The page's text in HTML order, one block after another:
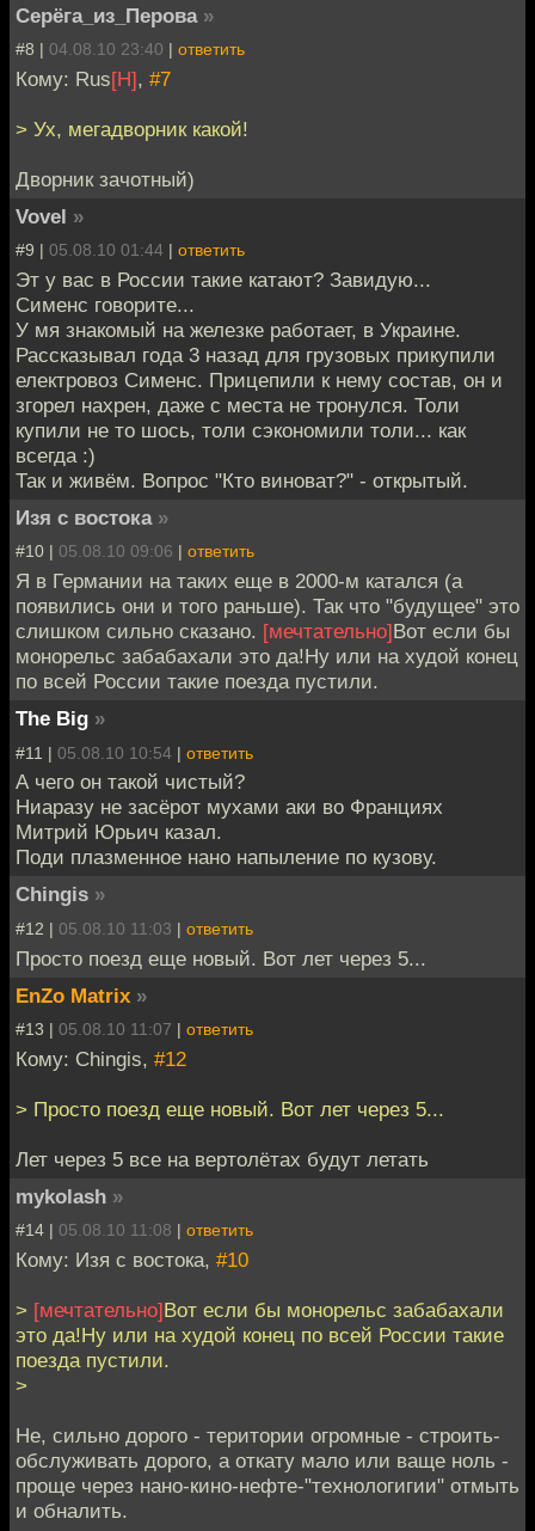
Серёга_из_Перова »
#8 | 04.08.10 23:40 | ответить
Кому: Rus[H], #7
> Ух, мегадворник какой!
Дворник зачотный)
Vovel »
#9 | 05.08.10 01:44 | ответить
Эт у вас в России такие катают? Завидую...
Сименс говорите...
У мя знакомый на железке работает, в Украине.
Рассказывал года 3 назад для грузовых прикупили
електровоз Сименс. Прицепили к нему состав, он и
згорел нахрен, даже с места не тронулся. Толи
купили не то шось, толи сэкономили толи... как
всегда :)
Так и живём. Вопрос "Кто виноват?" - открытый.
Изя с востока »
#10 | 05.08.10 09:06 | ответить
Я в Германии на таких еще в 2000-м катался (а
появились они и того раньше). Так что "будущее" это
слишком сильно сказано. [мечтательно]Вот если бы
монорельс забабахали это да!Ну или на худой конец
по всей России такие поезда пустили.
The Big »
#11 | 05.08.10 10:54 | ответить
А чего он такой чистый?
Ниаразу не засёрот мухами аки во Франциях
Митрий Юрьич казал.
Поди плазменное нано напыление по кузову.
Chingis »
#12 | 05.08.10 11:03 | ответить
Просто поезд еще новый. Вот лет через 5...
EnZo Matrix »
#13 | 05.08.10 11:07 | ответить
Кому: Chingis, #12
> Просто поезд еще новый. Вот лет через 5...
Лет через 5 все на вертолётах будут летать
mykolash »
#14 | 05.08.10 11:08 | ответить
Кому: Изя с востока, #10
> [мечтательно]Вот если бы монорельс забабахали
это да!Ну или на худой конец по всей России такие
поезда пустили.
>
Не, сильно дорого - територии огромные - строить-
обслуживать дорого, а откату мало или ваще ноль -
проще через нано-кино-нефте-"технологигии" отмыть
и обналить.